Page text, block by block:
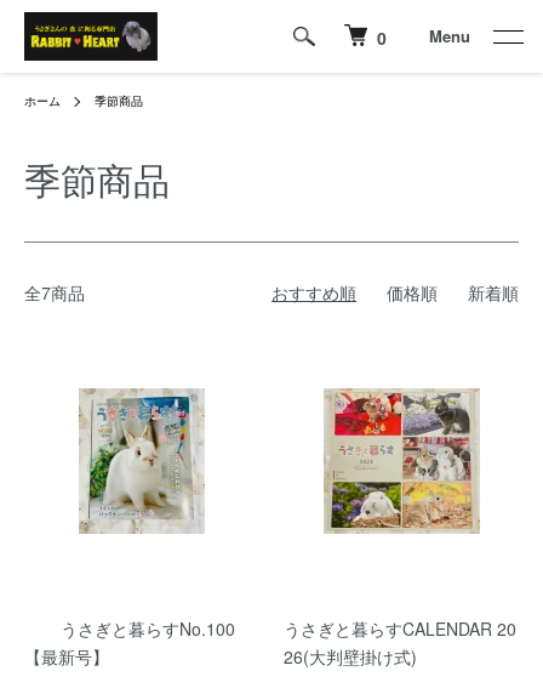
0 Menu
ホーム 季節商品
季節商品
全7商品 おすすめ順 価格順 新着順
うさぎと暮らすNo.100
【最新号】
うさぎと暮らすCALENDAR 20
26(大判壁掛け式)